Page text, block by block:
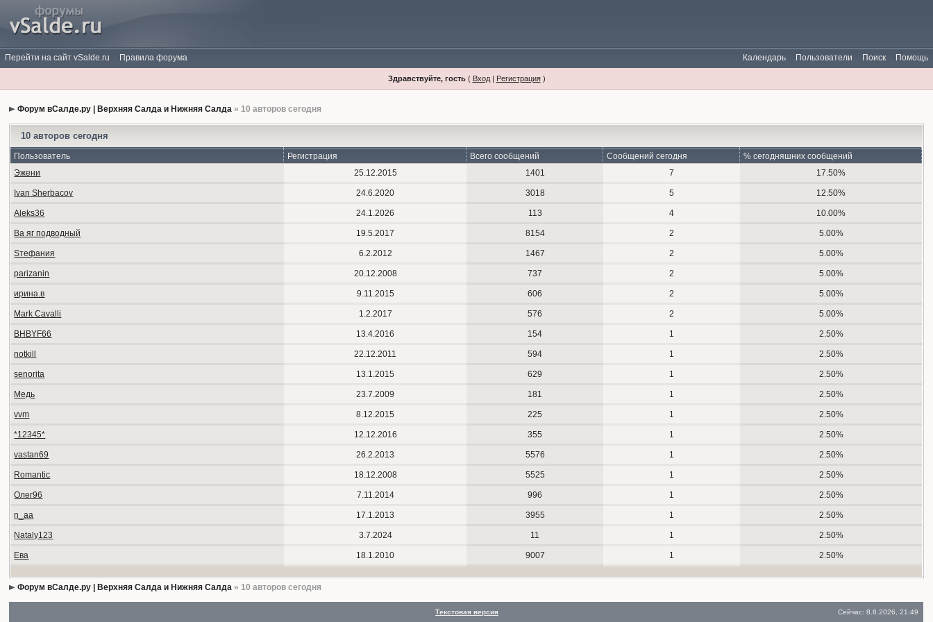
Перейти на сайт vSalde.ru Правила форума Помощь
Поиск
Пользователи
Календарь
Здравствуйте, гость( Вход| Регистрация)
Форум вСалде.ру | Верхняя Салда и Нижняя Салда » 10 авторов сегодня
10 авторов сегодня
Пользователь Регистрация Всего сообщений Сообщений сегодня
% сегодняшних сообщений
Эжени
25.12.2015 1401 7 17.50%
Ivan Sherbacov 24.6.2020 3018 5 12.50%
Aleks36 24.1.2026 113 4 10.00%
Ва яг подводный 19.5.2017 8154 2 5.00%
Sтефания 6.2.2012 1467 2 5.00%
parizanin 20.12.2008 737 2 5.00%
ирина.в 9.11.2015 606 2 5.00%
Mark Cavalli 1.2.2017 576 2 5.00%
BHBYF66 13.4.2016 154 1 2.50%
notkill 22.12.2011 594 1 2.50%
senorita 13.1.2015 629 1 2.50%
Медь 23.7.2009 181 1 2.50%
vvm 8.12.2015 225 1 2.50%
*12345* 12.12.2016 355 1 2.50%
vastan69 26.2.2013 5576 1 2.50%
Romantic 18.12.2008 5525 1 2.50%
Олег96 7.11.2014 996 1 2.50%
n_aa 17.1.2013 3955 1 2.50%
Nataly123 3.7.2024 11 1 2.50%
Ева 18.1.2010 9007 1 2.50%
Форум вСалде.ру | Верхняя Салда и Нижняя Салда » 10 авторов сегодня
Текстовая версия Сейчас: 8.8.2026, 21:49